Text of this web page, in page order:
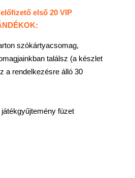
első 20 VIP
szókártyacsomag,
találsz (a készlet
a rendelkezésre álló 30
füzet